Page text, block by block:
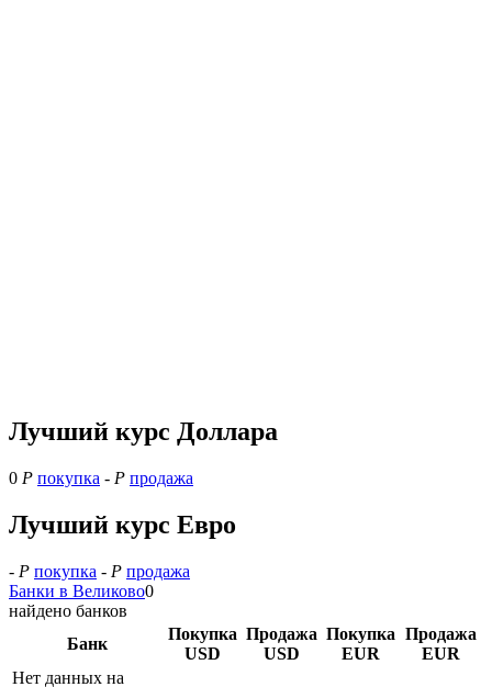
Лучший курс Доллара
0 Р покупка - Р продажа
Лучший курс Евро
- Р покупка - Р продажа
Банки в Великово0
найдено банков
Банк
Покупка
USD
Продажа
USD
Покупка
EUR
Продажа
EUR
Нет данных на